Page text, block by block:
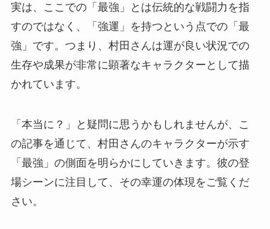
実は、ここでの「最強」とは伝統的な戦闘力を指
すのではなく、「強運」を持つという点での「最
強」です。つまり、村田さんは運が良い状況での
生存や成果が非常に顕著なキャラクターとして描
かれています。
「本当に？」と疑問に思うかもしれませんが、こ
の記事を通じて、村田さんのキャラクターが示す
「最強」の側面を明らかにしていきます。彼の登
場シーンに注目して、その幸運の体現をご覧くだ
さい。